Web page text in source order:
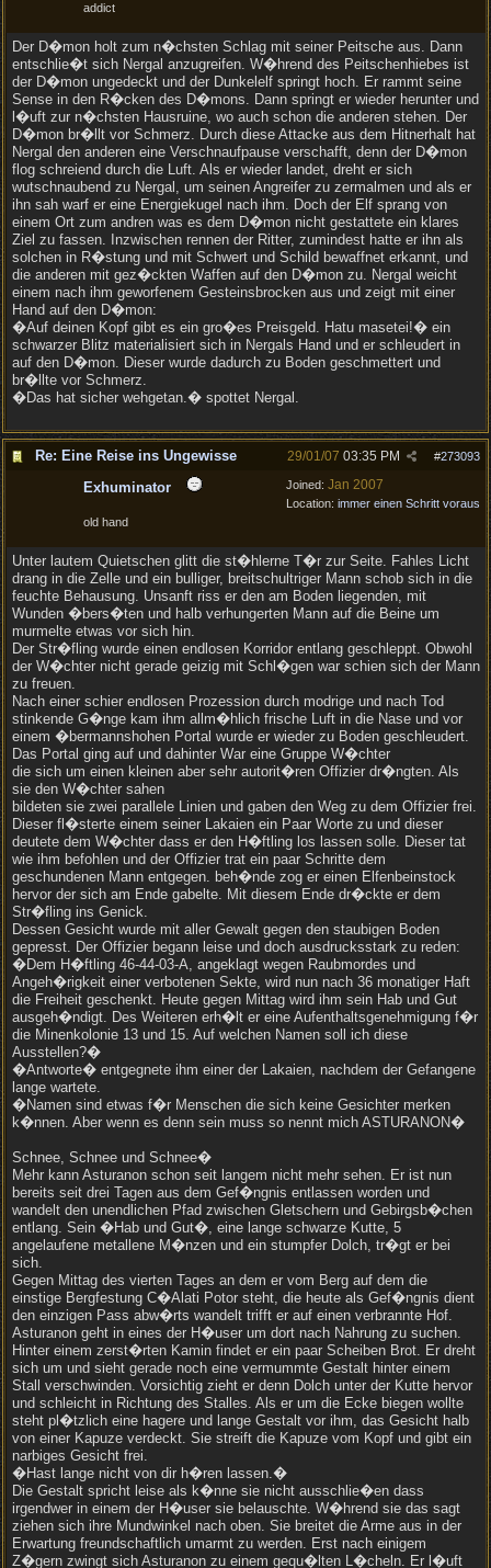
addict
Der D�mon holt zum n�chsten Schlag mit seiner Peitsche aus. Dann
entschlie�t sich Nergal anzugreifen. W�hrend des Peitschenhiebes ist
der D�mon ungedeckt und der Dunkelelf springt hoch. Er rammt seine
Sense in den R�cken des D�mons. Dann springt er wieder herunter und
l�uft zur n�chsten Hausruine, wo auch schon die anderen stehen. Der
D�mon br�llt vor Schmerz. Durch diese Attacke aus dem Hitnerhalt hat
Nergal den anderen eine Verschnaufpause verschafft, denn der D�mon
flog schreiend durch die Luft. Als er wieder landet, dreht er sich
wutschnaubend zu Nergal, um seinen Angreifer zu zermalmen und als er
ihn sah warf er eine Energiekugel nach ihm. Doch der Elf sprang von
einem Ort zum andren was es dem D�mon nicht gestattete ein klares
Ziel zu fassen. Inzwischen rennen der Ritter, zumindest hatte er ihn als
solchen in R�stung und mit Schwert und Schild bewaffnet erkannt, und
die anderen mit gez�ckten Waffen auf den D�mon zu. Nergal weicht
einem nach ihm geworfenem Gesteinsbrocken aus und zeigt mit einer
Hand auf den D�mon:
�Auf deinen Kopf gibt es ein gro�es Preisgeld. Hatu masetei!� ein
schwarzer Blitz materialisiert sich in Nergals Hand und er schleudert in
auf den D�mon. Dieser wurde dadurch zu Boden geschmettert und
br�llte vor Schmerz.
�Das hat sicher wehgetan.� spottet Nergal.
Re: Eine Reise ins Ungewisse #273093
29/01/07 03:35 PM
Joined: Jan 2007
Location: immer einen Schritt voraus
Exhuminator
old hand
Unter lautem Quietschen glitt die st�hlerne T�r zur Seite. Fahles Licht
drang in die Zelle und ein bulliger, breitschultriger Mann schob sich in die
feuchte Behausung. Unsanft riss er den am Boden liegenden, mit
Wunden �bers�ten und halb verhungerten Mann auf die Beine um
murmelte etwas vor sich hin.
Der Str�fling wurde einen endlosen Korridor entlang geschleppt. Obwohl
der W�chter nicht gerade geizig mit Schl�gen war schien sich der Mann
zu freuen.
Nach einer schier endlosen Prozession durch modrige und nach Tod
stinkende G�nge kam ihm allm�hlich frische Luft in die Nase und vor
einem �bermannshohen Portal wurde er wieder zu Boden geschleudert.
Das Portal ging auf und dahinter War eine Gruppe W�chter
die sich um einen kleinen aber sehr autorit�ren Offizier dr�ngten. Als
sie den W�chter sahen
bildeten sie zwei parallele Linien und gaben den Weg zu dem Offizier frei.
Dieser fl�sterte einem seiner Lakaien ein Paar Worte zu und dieser
deutete dem W�chter dass er den H�ftling los lassen solle. Dieser tat
wie ihm befohlen und der Offizier trat ein paar Schritte dem
geschundenen Mann entgegen. beh�nde zog er einen Elfenbeinstock
hervor der sich am Ende gabelte. Mit diesem Ende dr�ckte er dem
Str�fling ins Genick.
Dessen Gesicht wurde mit aller Gewalt gegen den staubigen Boden
gepresst. Der Offizier begann leise und doch ausdrucksstark zu reden:
�Dem H�ftling 46-44-03-A, angeklagt wegen Raubmordes und
Angeh�rigkeit einer verbotenen Sekte, wird nun nach 36 monatiger Haft
die Freiheit geschenkt. Heute gegen Mittag wird ihm sein Hab und Gut
ausgeh�ndigt. Des Weiteren erh�lt er eine Aufenthaltsgenehmigung f�r
die Minenkolonie 13 und 15. Auf welchen Namen soll ich diese
Ausstellen?�
�Antworte� entgegnete ihm einer der Lakaien, nachdem der Gefangene
lange wartete.
�Namen sind etwas f�r Menschen die sich keine Gesichter merken
k�nnen. Aber wenn es denn sein muss so nennt mich ASTURANON�
Schnee, Schnee und Schnee�
Mehr kann Asturanon schon seit langem nicht mehr sehen. Er ist nun
bereits seit drei Tagen aus dem Gef�ngnis entlassen worden und
wandelt den unendlichen Pfad zwischen Gletschern und Gebirgsb�chen
entlang. Sein �Hab und Gut�, eine lange schwarze Kutte, 5
angelaufene metallene M�nzen und ein stumpfer Dolch, tr�gt er bei
sich.
Gegen Mittag des vierten Tages an dem er vom Berg auf dem die
einstige Bergfestung C�Alati Potor steht, die heute als Gef�ngnis dient
den einzigen Pass abw�rts wandelt trifft er auf einen verbrannte Hof.
Asturanon geht in eines der H�user um dort nach Nahrung zu suchen.
Hinter einem zerst�rten Kamin findet er ein paar Scheiben Brot. Er dreht
sich um und sieht gerade noch eine vermummte Gestalt hinter einem
Stall verschwinden. Vorsichtig zieht er denn Dolch unter der Kutte hervor
und schleicht in Richtung des Stalles. Als er um die Ecke biegen wollte
steht pl�tzlich eine hagere und lange Gestalt vor ihm, das Gesicht halb
von einer Kapuze verdeckt. Sie streift die Kapuze vom Kopf und gibt ein
narbiges Gesicht frei.
�Hast lange nicht von dir h�ren lassen.�
Die Gestalt spricht leise als k�nne sie nicht ausschlie�en dass
irgendwer in einem der H�user sie belauschte. W�hrend sie das sagt
ziehen sich ihre Mundwinkel nach oben. Sie breitet die Arme aus in der
Erwartung freundschaftlich umarmt zu werden. Erst nach einigem
Z�gern zwingt sich Asturanon zu einem gequ�lten L�cheln. Er l�uft